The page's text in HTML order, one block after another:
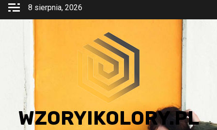
Przejdź
8 sierpnia, 2026
WZORYIKOLORY.PL